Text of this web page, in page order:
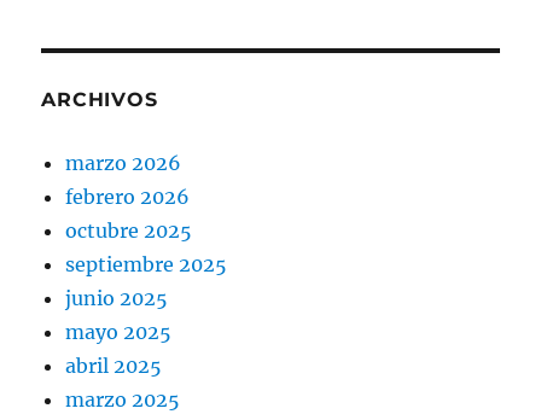
ARCHIVOS
marzo 2026
febrero 2026
octubre 2025
septiembre 2025
junio 2025
mayo 2025
abril 2025
marzo 2025